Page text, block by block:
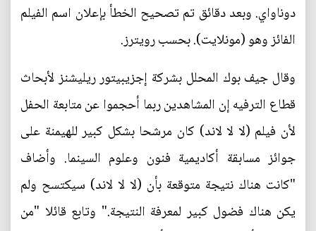
دوناواي. وبعد دقائق تم تصحيح الخطأ بإعلان اسم الفيلم
الفائز وهو (مونلايت). بحسب رويترز.
وقال جيف بوك المحلل بشركة إجزيبيتور ريليشنز لأبحاث
قطاع الترفيه إن المشاهدين ربما أحجموا عن متابعة الحفل
لأن فيلم (لا لا لاند) كان مرشحا بشكل كبير للهيمنة على
جوائز مسابقة أكاديمية فنون وعلوم السينما. وأضاف
"كانت هناك نتيجة متوقعة بأن (لا لا لاند) سيكتسح ولم
يكن هناك فضول كبير لمعرفة النتيجة." وتابع قائلا "من